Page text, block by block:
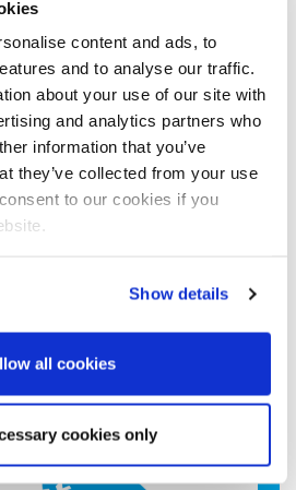
content and ads, to
and to analyse our traffic.
about your use of our site with
and analytics partners who
information that you’ve
they’ve collected from your use
to our cookies if you
Show details
all cookies
cookies only
сока в аппарате
сока, препятствующее
при эксплуатационных
издержек благодаря